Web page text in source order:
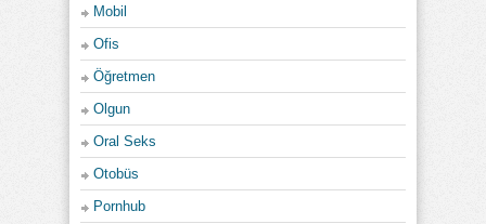
Mobil
Ofis
Öğretmen
Olgun
Oral Seks
Otobüs
Pornhub